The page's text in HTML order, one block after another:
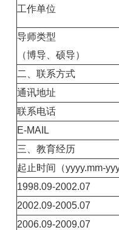
工作单位
导师类型
（博导、硕导）
二、联系方
通讯地址
联系电话
E-MAIL
三、教育经历
起止时间（yyyy.mm-
1998.09-2002.07
2002.09-2005.07
2006.09-2009.07